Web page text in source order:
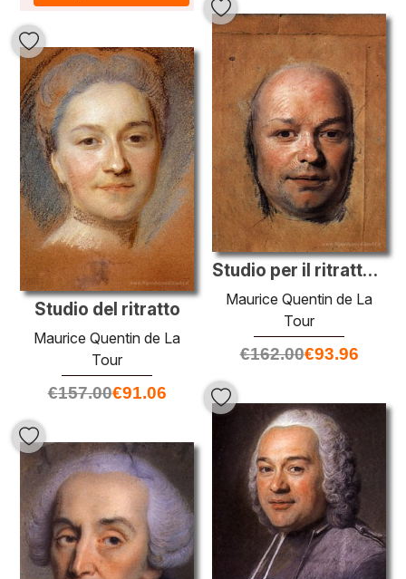
Studio per il ritratto di uomo sconosciuto
Maurice Quentin de La
Tour
€162.00€93.96
Studio del ritratto
Maurice Quentin de La
Tour
€157.00€91.06